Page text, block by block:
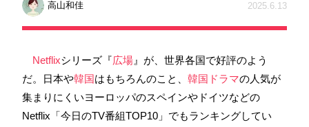
高山和佳 2025.6.13
Netflixシリーズ『広場 』が、世界各国で好評のよう
だ。日本や韓国はもちろんのこと、 韓国ドラマの人気が
集まりにくいヨーロッパのスペインやドイツなどの
Netflix「今日のTV番組TOP10」でもランキングしてい